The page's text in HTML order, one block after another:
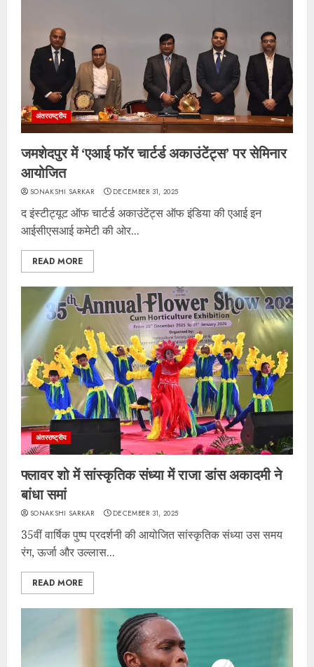
अंतरराष्ट्रीय
जमशेदपुर में ‘एआई फॉर चार्टर्ड अकाउंटेंट्स’ पर सेमिनार
आयोजित
SONAKSHI SARKAR DECEMBER 31, 2025
द इंस्टीट्यूट ऑफ चार्टर्ड अकाउंटेंट्स ऑफ इंडिया की एआई इन
आईसीएसआई कमेटी की ओर...
READ MORE
अंतरराष्ट्रीय
फ्लावर शो में सांस्कृतिक संध्या में राजा डांस अकादमी ने
बांधा समां
SONAKSHI SARKAR DECEMBER 31, 2025
35वीं वार्षिक पुष्प प्रदर्शनी की आयोजित सांस्कृतिक संध्या उस समय
रंग, ऊर्जा और उल्लास...
READ MORE